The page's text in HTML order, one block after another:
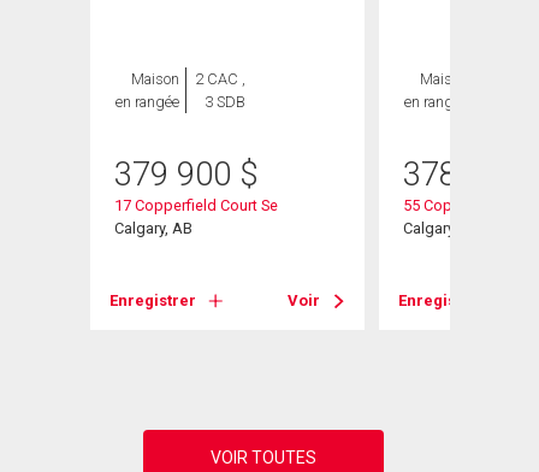
Maison
en rangée
2 CAC ,
3 SDB
379 900 $
17 Copperfield Court Se
Calgary, AB
Enregistrer Voir
Maison
en rangée
378 000
55 Copperfield
Calgary, AB
Enregistrer